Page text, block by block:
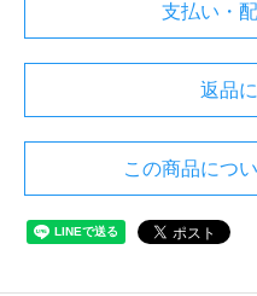
支払い・
返品
この商品につ